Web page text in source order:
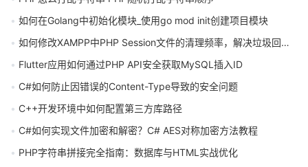
如何在Golang中初始化模块_使用go mod init创建项目模块
如何修改XAMPP中PHP Session文件的清理频率，解决垃圾回收问题
Flutter应用如何通过PHP API安全获取MySQL插入ID
C#如何防止因错误的Content-Type导致的安全问题
C++开发环境中如何配置第三方库路径
C#如何实现文件加密和解密？C# AES对称加密方法教程
PHP字符串拼接完全指南：数据库与HTML实战优化